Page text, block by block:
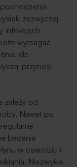
zazwyczaj
infekcjach
wymagać
ale
przynosi
zależy od
Nawet po
badania
w osierdziu i
Niezwykle